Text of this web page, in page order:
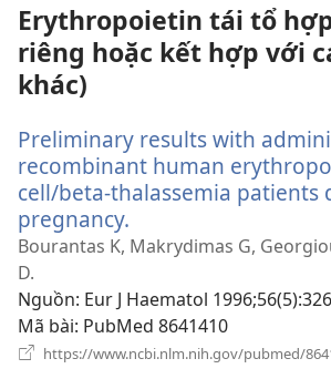
Erythropoietin tái tổ
riêng hoặc kết hợp với
khác)
Preliminary results with
recombinant human
cell/beta-thalassemia patients
pregnancy.
cửa
mới)
Bourantas K, Makrydimas G,
D.
Nguồn‎: Eur J Haematol
Mã bài‎: PubMed 8641410
https://www.ncbi.nlm.nih.gov/pubmed/